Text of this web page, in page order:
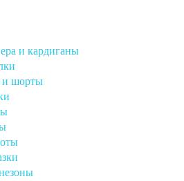
и кардиганы
шорты